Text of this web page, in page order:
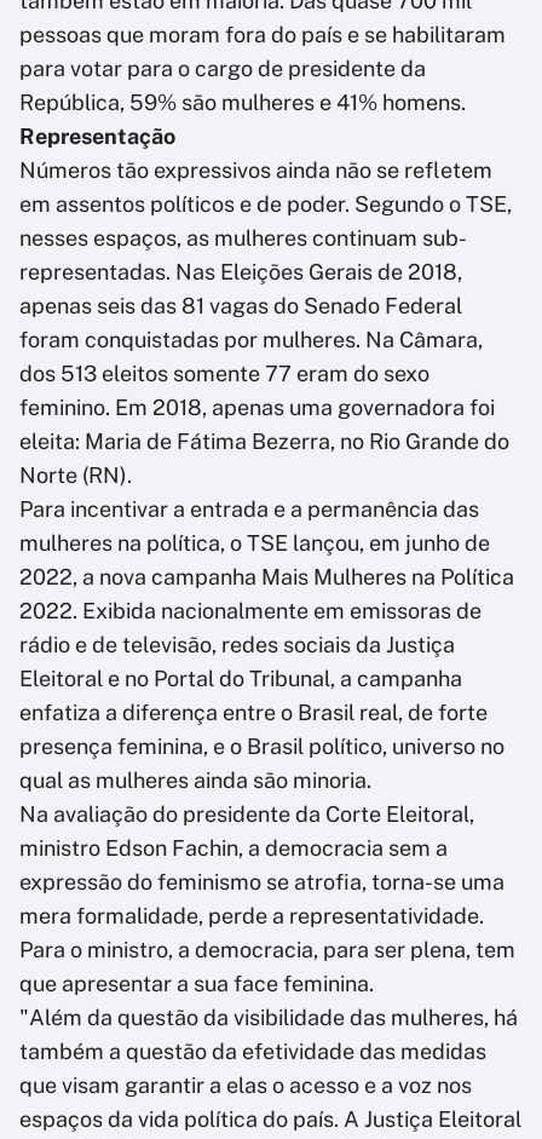
pessoas que moram fora do país e se habilitaram
para votar para o cargo de presidente da
República, 59% são mulheres e 41% homens.
Representação
Números tão expressivos ainda não se refletem
em assentos políticos e de poder. Segundo o TSE,
nesses espaços, as mulheres continuam sub-
representadas. Nas Eleições Gerais de 2018,
apenas seis das 81 vagas do Senado Federal
foram conquistadas por mulheres. Na Câmara,
dos 513 eleitos somente 77 eram do sexo
feminino. Em 2018, apenas uma governadora foi
eleita: Maria de Fátima Bezerra, no Rio Grande do
Norte (RN).
Para incentivar a entrada e a permanência das
mulheres na política, o TSE lançou, em junho de
2022, a nova campanha Mais Mulheres na Política
2022. Exibida nacionalmente em emissoras de
rádio e de televisão, redes sociais da Justiça
Eleitoral e no Portal do Tribunal, a campanha
enfatiza a diferença entre o Brasil real, de forte
presença feminina, e o Brasil político, universo no
qual as mulheres ainda são minoria.
Na avaliação do presidente da Corte Eleitoral,
ministro Edson Fachin, a democracia sem a
expressão do feminismo se atrofia, torna-se uma
mera formalidade, perde a representatividade.
Para o ministro, a democracia, para ser plena, tem
que apresentar a sua face feminina.
"Além da questão da visibilidade das mulheres, há
também a questão da efetividade das medidas
que visam garantir a elas o acesso e a voz nos
espaços da vida política do país. A Justiça Eleitoral